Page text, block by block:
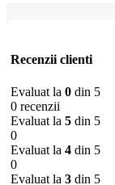
Recenzii clienti
Evaluat la 0 din 5
0 recenzii
Evaluat la 5 din 5
0
Evaluat la 4 din 5
0
Evaluat la 3 din 5